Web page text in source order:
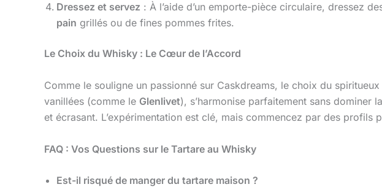
Dressez et servez : À l’aide d’un emporte-pièce circulaire, dressez
pain grillés ou de fines pommes frites.
Le Choix du Whisky : Le Cœur de l’Accord
Comme le souligne un passionné sur Caskdreams, le choix du
vanillées (comme le Glenlivet), s’harmonise parfaitement sans dominer
et écrasant. L’expérimentation est clé, mais commencez par des profils
FAQ : Vos Questions sur le Tartare au Whisky
Est-il risqué de manger du tartare maison ?